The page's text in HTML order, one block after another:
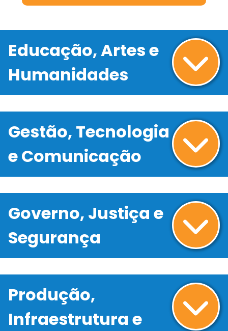
Educação, Artes e
Humanidades
Gestão, Tecnologia
e Comunicação
Governo, Justiça e
Segurança
Produção,
Infraestrutura e